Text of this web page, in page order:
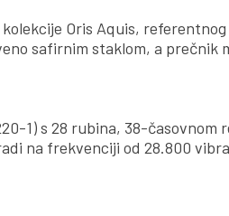
Oris Aquis, referentnog
safirnim staklom, a prečnik
1) s 28 rubina, 38-časovnom
na frekvenciji od 28.800